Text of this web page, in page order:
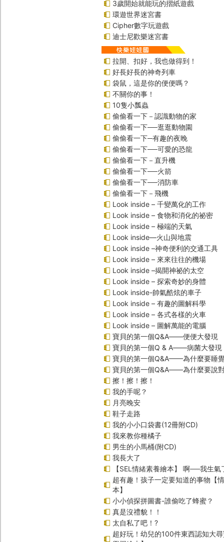
3歲開始就能玩的摺紙遊戲
環遊世界迷宮書
Cipher數字玩遊戲
迪士尼歡樂迷宮書
拉開、扣好，我也做得到！
好長好長的神奇列車
袋鼠，這是你的便便嗎？
不關你的事！
10隻小瓢蟲
偷偷看一下－認識動物的家
偷偷看一下──逛逛動物園
偷偷看一下─有趣的夜晚
偷偷看一下──可愛的恐龍
偷偷看一下－直升機
偷偷看一下──火箭
偷偷看一下──消防車
偷偷看一下－飛機
Look inside – 千變萬化的工作
Look inside – 食物和消化的祕密
Look inside – 極端的天氣
Look inside—火山與地震
Look inside –神奇便利的交通工具
Look inside – 來來往往的機場
Look inside –揭開神祕的太空
Look inside – 探索奇妙的身體
Look inside-帥氣酷炫的車子
Look inside – 有趣的圖解科學
Look inside – 各式各樣的火車
Look inside – 圖解萬能的電腦
寶貝的第一個Q&A――便便大發現
寶貝的第一個Q & A――病菌大發現
寶貝的第一個Q&A——為什麼要睡
寶貝的第一個Q&A――為什麼要說
擦！擦！擦！
我的手呢？
月亮晚安
鞋子走路
我的小小口袋書(12冊附CD)
我來教你種橘子
男生的小馬桶(附CD)
我長大了
【SEL情緒素養繪本】 啊──我生氣
超有趣！孩子一定要知道的事物【
本】
小小偵探拼圖書-誰偷吃了蜂蜜？
真是沒禮貌！！
太自私了吧！?
超好玩！幼兒的100件東西認知大